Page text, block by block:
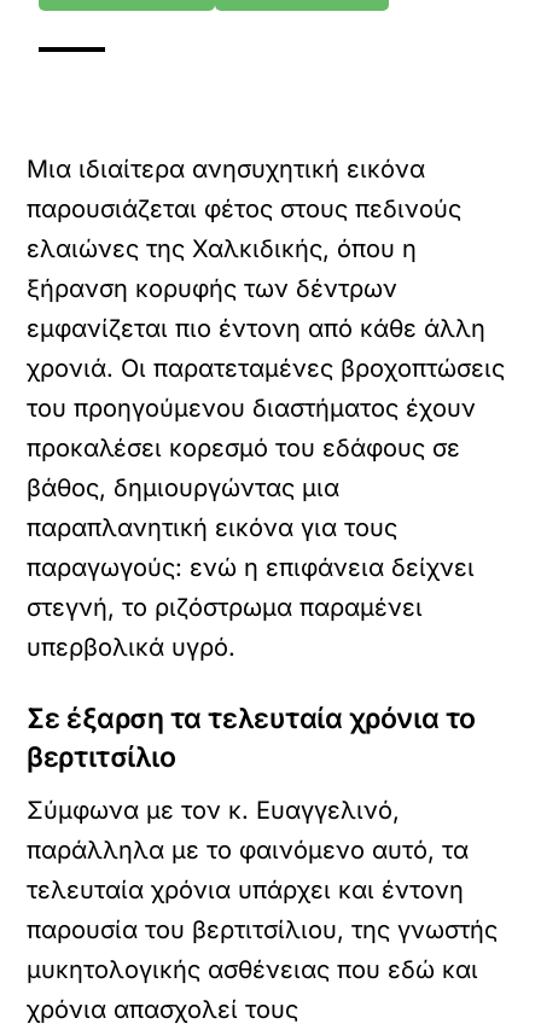
Μια ιδιαίτερα ανησυχητική εικόνα
παρουσιάζεται φέτος στους πεδινούς
ελαιώνες της Χαλκιδικής, όπου η
ξήρανση κορυφής των δέντρων
εμφανίζεται πιο έντονη από κάθε άλλη
χρονιά. Οι παρατεταμένες βροχοπτώσεις
του προηγούμενου διαστήματος έχουν
προκαλέσει κορεσμό του εδάφους σε
βάθος, δημιουργώντας μια
παραπλανητική εικόνα για τους
παραγωγούς: ενώ η επιφάνεια δείχνει
στεγνή, το ριζόστρωμα παραμένει
υπερβολικά υγρό.
Σε έξαρση τα τελευταία χρόνια το
βερτιτσίλιο
Σύμφωνα με τον κ. Ευαγγελινό,
παράλληλα με το φαινόμενο αυτό, τα
τελευταία χρόνια υπάρχει και έντονη
παρουσία του βερτιτσίλιου, της γνωστής
μυκητολογικής ασθένειας που εδώ και
χρόνια απασχολεί τους